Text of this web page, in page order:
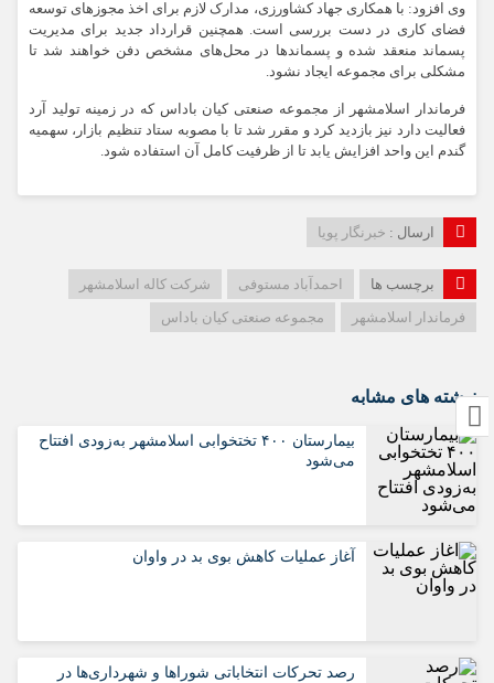
وی افزود: با همکاری جهاد کشاورزی، مدارک لازم برای اخذ مجوزهای توسعه
فضای کاری در دست بررسی است. همچنین قرارداد جدید برای مدیریت
پسماند منعقد شده و پسماندها در محل‌های مشخص دفن خواهند شد تا
مشکلی برای مجموعه ایجاد نشود.
فرماندار اسلامشهر از مجموعه صنعتی کیان باداس که در زمینه تولید آرد
فعالیت دارد نیز بازدید کرد و مقرر شد تا با مصوبه ستاد تنظیم بازار، سهمیه
گندم این واحد افزایش یابد تا از ظرفیت کامل آن استفاده شود.
ارسال : خبرنگار پویا
برچسب ها احمدآباد مستوفی
شرکت کاله اسلامشهر
فرماندار اسلامشهر
مجموعه صنعتی کیان باداس
نوشته های مشابه
بیمارستان ۴۰۰ تختخوابی اسلامشهر به‌زودی افتتاح
می‌شود
آغاز عملیات کاهش بوی بد در واوان
رصد تحرکات انتخاباتی شوراها و شهرداری‌ها در